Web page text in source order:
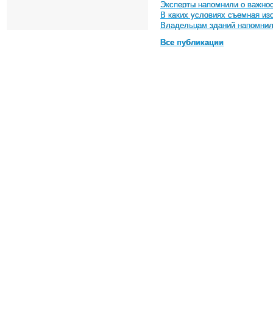
Эксперты напомнили о
В каких условиях съемная
Владельцам зданий
Все публикации